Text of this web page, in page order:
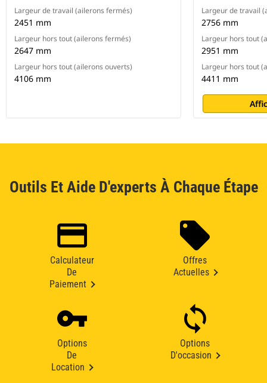
Largeur de travail (ailerons fermés)
2451 mm
Largeur hors tout (ailerons fermés)
2647 mm
Largeur hors tout (ailerons ouverts)
4106 mm
Largeur de travail
2756 mm
Largeur hors tout
2951 mm
Largeur hors tout
4411 mm
Outils Et Aide D'experts À Chaque Étape
Calculateur
De
Paiement
Offres
Actuelles
Options
De
Location
Options
D'occasion